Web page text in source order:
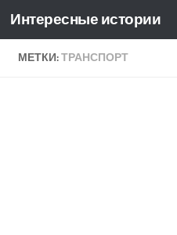
Skip to content
Интересные истории
МЕТКИ:ТРАНСПОРТ